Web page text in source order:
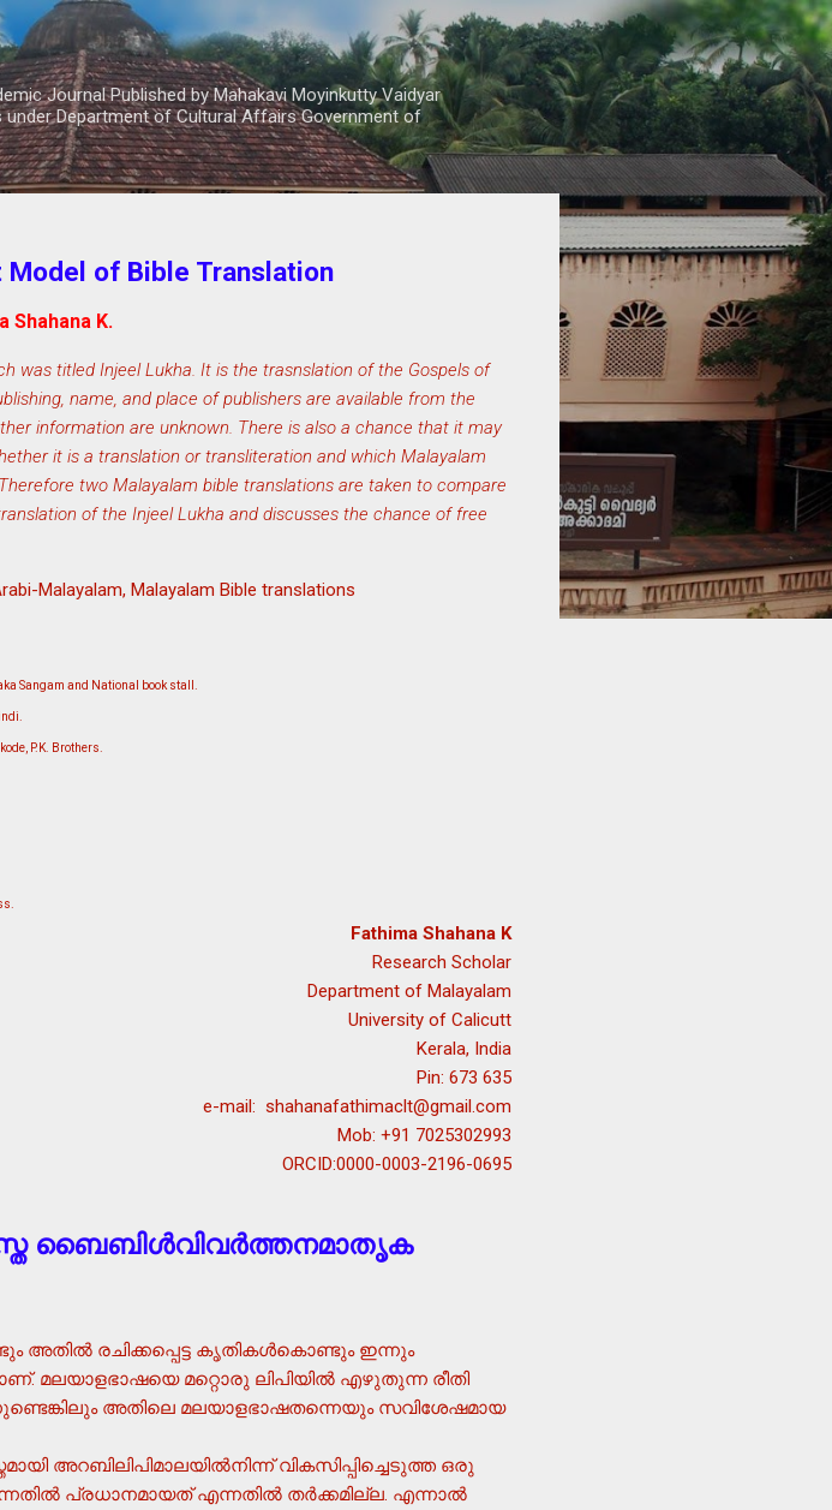
content
Journal Published by Mahakavi Moyinkutty Vaidyar
Department of Cultural Affairs Government of
of Bible Translation
Shahana K.
was titled Injeel Lukha. It is the trasnslation of the Gospels of
name, and place of publishers are available from the
information are unknown. There is also a chance that it may
it is a translation or transliteration and which Malayalam
two Malayalam bible translations are taken to compare
of the Injeel Lukha and discusses the chance of free
Malayalam, Malayalam Bible translations
Sangam and National book stall.
P.K. Brothers.
Fathima Shahana K
Research Scholar
Department of Malayalam
University of Calicutt
Kerala, India
Pin: 673 635
e-mail: shahanafathimaclt@gmail.com
Mob: +91 7025302993
ORCID:0000-0003-2196-0695
ബൈബിള്‍വിവര്‍ത്തനമാതൃക
അതില്‍ രചിക്കപ്പെട്ട കൃതികള്‍കൊണ്ടും ഇന്നും
മലയാളഭാഷയെ മറ്റൊരു ലിപിയില്‍ എഴുതുന്ന രീതി
അതിലെ മലയാളഭാഷതന്നെയും സവിശേഷമായ
അറബിലിപിമാലയില്‍നിന്ന് വികസിപ്പിച്ചെടുത്ത ഒരു
പ്രധാനമായത് എന്നതില്‍ തര്‍ക്കമില്ല. എന്നാല്‍